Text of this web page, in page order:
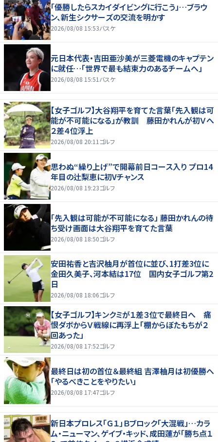
「優勝したらスカイダイビングに行こう」…ブラウ
ン、新生シクサーズの交流を明かす
2026/08/08 15:53バスケ
元日本代表・吉田亜沙美が三菱電機のキャプテン
に就任…「世界で最も結束力のあるチームへ」
2026/08/08 15:51 バスケ
【女子ゴルフ】大谷翔平を育てた言葉「先入観は可
能が不可能になる」が教訓 藤田かれんが初Ｖへ
２差４位浮上
2026/08/08 20:11 ゴルフ
思わぬ“繰り上げ”で開幕前日コース入り プロ14
年目の辻梨恵に初Vチャンス
2026/08/08 19:23ゴルフ
「先入観は可能が不可能になる」 藤田かれんの待
ち受け画面は大谷翔平を育てた言葉
2026/08/08 18:50ゴルフ
安田祐香と吉沢柚月が首位に並び、1打差3位に
金田久美子、河本結は17位 国内女子ゴルフ第2
日
2026/08/08 18:06ゴルフ
【女子ゴルフ】キンクミが１差３位で最終日へ 痛
恨ダボからＶ戦線に再浮上「棚からぼたもちが２
回あった」
2026/08/08 17:52ゴルフ
最終日は初の首位＆最終組 吉澤柚月は初優勝へ
「やるべきことをやりたい」
2026/08/08 17:47ゴルフ
新日本プロレス「Ｇ１」Ｂブロック「大混戦」…カラ
ム・ニューマン、ゲイブ・キッド、成田蓮が「勝ち点１